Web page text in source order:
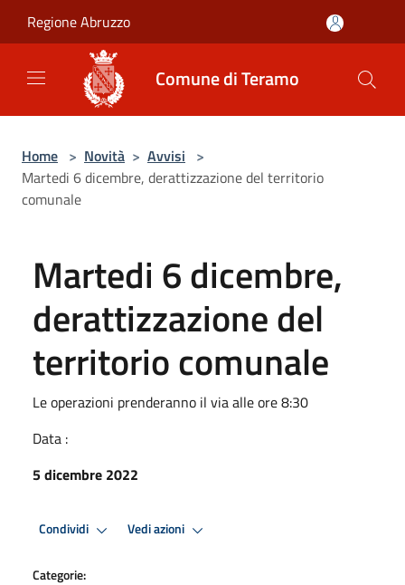
Regione Abruzzo
Comune di Teramo
Home > Novità > Avvisi >
Martedi 6 dicembre, derattizzazione del territorio
comunale
Martedi 6 dicembre,
derattizzazione del
territorio comunale
Le operazioni prenderanno il via alle ore 8:30
Data :
5 dicembre 2022
Condividi Vedi azioni
Categorie: